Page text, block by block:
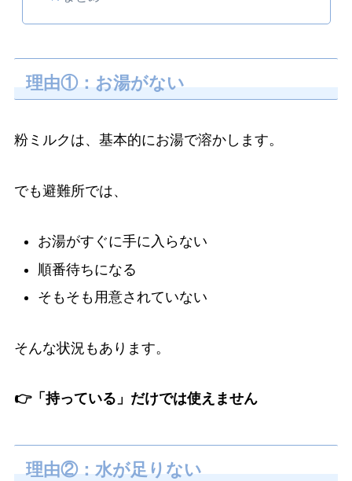
理由①：お湯がない
粉ミルクは、基本的にお湯で溶かします。
でも避難所では、
お湯がすぐに手に入らない
順番待ちになる
そもそも用意されていない
そんな状況もあります。
👉「持っている」だけでは使えません
理由②：水が足りない